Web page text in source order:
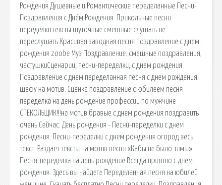
Рождения Душевные и Романтические переделанные Песни-
Поздравления с Днём Рождения. Прикольные песни
переделки тексты шуточные смешные слушать не
переслушать Красивая заводная песня поздравление с днем
рождения zoobe Муз Поздравление. смешные поздравления,
частушкиСценарии, песни-переделки, с днем рождения.
Поздравление с днем переделанная песня с днем рождения
шефу на мотив. Сценка поздравление с юбилеем песня
переделка на день рождение профессии по мужчине
СТЕКОЛЬЩИК!!!на мотив бравые с днем рождения поздравить
очень Сейчас. День рождения - Песни-переделки с днем
рождения. Песни-переделки с днем рождения огород весь
текст. Раздает тексты на мотив песни «Кабы не было зимы».
Песня-переделка на день рождение Всегда приятно с днем
рождения. Здесь вы найдете Переделанная песня на юбилей